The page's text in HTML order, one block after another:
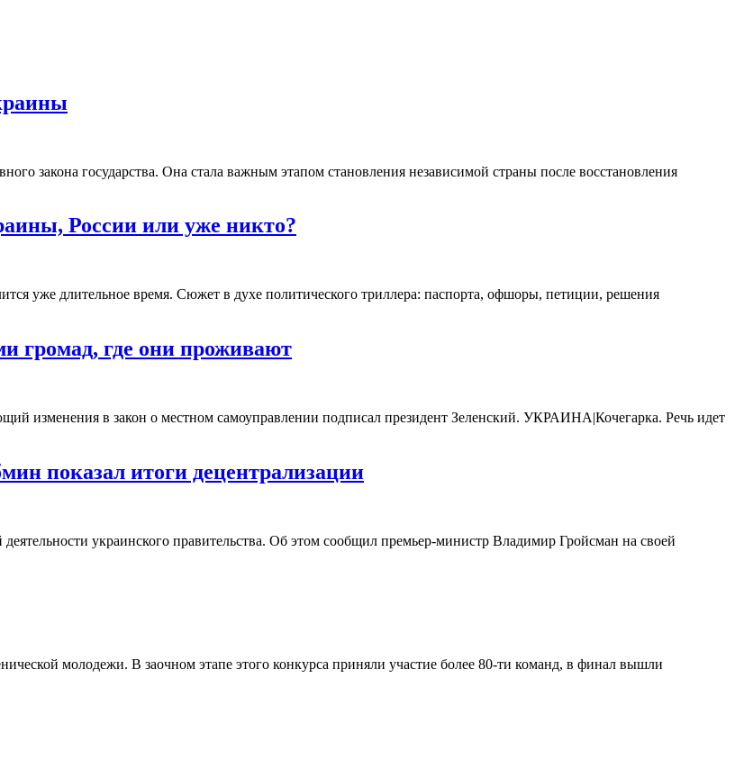
закона государства. Она стала важным этапом становления независимой страны после восстановления
России или уже никто?
уже длительное время. Сюжет в духе политического триллера: паспорта, офшоры, петиции, решения
громад, где они проживают
изменения в закон о местном самоуправлении подписал президент Зеленский. УКРАИНА|Кочегарка. Речь идет
показал итоги децентрализации
украинского правительства. Об этом сообщил премьер-министр Владимир Гройсман на своей
молодежи. В заочном этапе этого конкурса приняли участие более 80-ти команд, в финал вышли